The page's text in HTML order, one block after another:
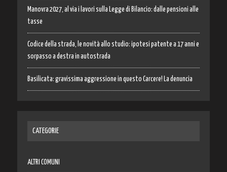
Manovra 2027, al via i lavori sulla Legge di Bilancio: dalle pensioni alle
tasse
Codice della strada, le novità allo studio: ipotesi patente a 17 anni e
sorpasso a destra in autostrada
Basilicata: gravissima aggressione in questo Carcere! La denuncia
CATEGORIE
ALTRI COMUNI